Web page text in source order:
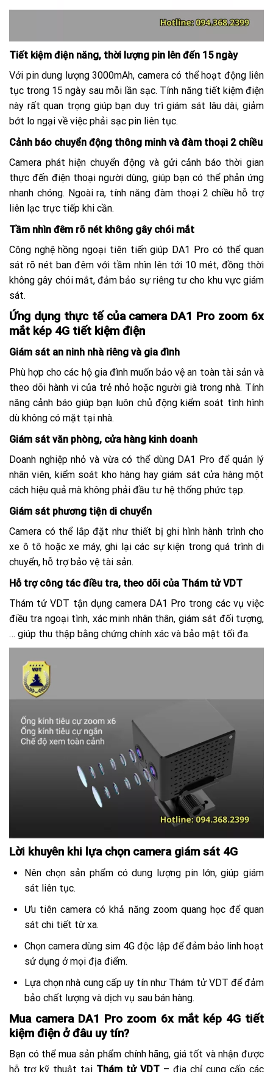
Tiết kiệm điện năng, thời lượng pin lên đến 15 ngày
Với pin dung lượng 3000mAh, camera có thể hoạt động liên
tục trong 15 ngày sau mỗi lần sạc. Tính năng tiết kiệm điện
này rất quan trọng giúp bạn duy trì giám sát lâu dài, giảm
bớt lo ngại về việc phải sạc pin liên tục.
Cảnh báo chuyển động thông minh và đàm thoại 2 chiều
Camera phát hiện chuyển động và gửi cảnh báo thời gian
thực đến điện thoại người dùng, giúp bạn có thể phản ứng
nhanh chóng. Ngoài ra, tính năng đàm thoại 2 chiều hỗ trợ
liên lạc trực tiếp khi cần.
Tầm nhìn đêm rõ nét không gây chói mắt
Công nghệ hồng ngoại tiên tiến giúp DA1 Pro có thể quan
sát rõ nét ban đêm với tầm nhìn lên tới 10 mét, đồng thời
không gây chói mắt, đảm bảo sự riêng tư cho khu vực giám
sát.
Ứng dụng thực tế của camera DA1 Pro zoom 6x
mắt kép 4G tiết kiệm điện
Giám sát an ninh nhà riêng và gia đình
Phù hợp cho các hộ gia đình muốn bảo vệ an toàn tài sản và
theo dõi hành vi của trẻ nhỏ hoặc người già trong nhà. Tính
năng cảnh báo giúp bạn luôn chủ động kiểm soát tình hình
dù không có mặt tại nhà.
Giám sát văn phòng, cửa hàng kinh doanh
Doanh nghiệp nhỏ và vừa có thể dùng DA1 Pro để quản lý
nhân viên, kiểm soát kho hàng hay giám sát cửa hàng một
cách hiệu quả mà không phải đầu tư hệ thống phức tạp.
Giám sát phương tiện di chuyển
Camera có thể lắp đặt như thiết bị ghi hình hành trình cho
xe ô tô hoặc xe máy, ghi lại các sự kiện trong quá trình di
chuyển, hỗ trợ bảo vệ tài sản.
Hỗ trợ công tác điều tra, theo dõi của Thám tử VDT
Thám tử VDT tận dụng camera DA1 Pro trong các vụ việc
điều tra ngoại tình, xác minh nhân thân, giám sát đối tượng,
… giúp thu thập bằng chứng chính xác và bảo mật tối đa.
Lời khuyên khi lựa chọn camera giám sát 4G
Nên chọn sản phẩm có dung lượng pin lớn, giúp giám
sát liên tục.
Ưu tiên camera có khả năng zoom quang học để quan
sát chi tiết từ xa.
Chọn camera dùng sim 4G độc lập để đảm bảo linh hoạt
sử dụng ở mọi địa điểm.
Lựa chọn nhà cung cấp uy tín như Thám tử VDT để đảm
bảo chất lượng và dịch vụ sau bán hàng.
Mua camera DA1 Pro zoom 6x mắt kép 4G tiết
kiệm điện ở đâu uy tín?
Bạn có thể mua sản phẩm chính hãng, giá tốt và nhận được
hỗ trợ kỹ thuật tại Thám tử VDT – địa chỉ cung cấp các